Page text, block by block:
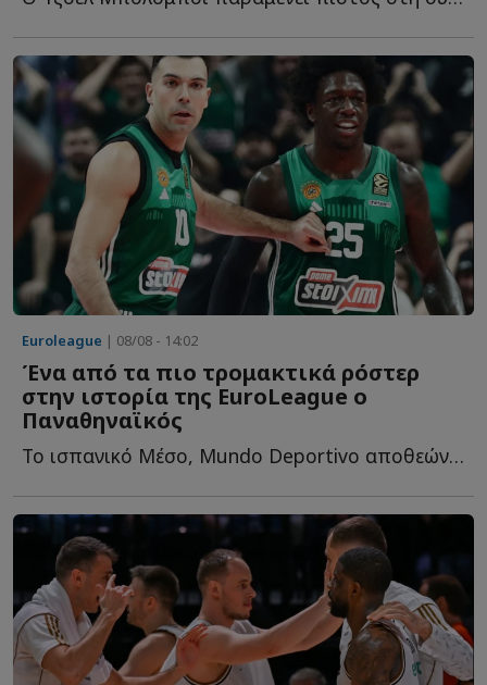
Euroleague | 08/08 - 14:02
Ένα από τα πιο τρομακτικά ρόστερ
στην ιστορία της EuroLeague ο
Παναθηναϊκός
Το ισπανικό Μέσο, Mundo Deportivo αποθεώνει το ρόστερ του «...